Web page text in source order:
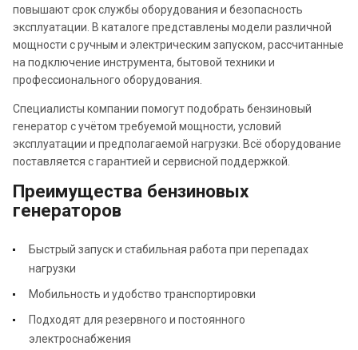
повышают срок службы оборудования и безопасность
эксплуатации. В каталоге представлены модели различной
мощности с ручным и электрическим запуском, рассчитанные
на подключение инструмента, бытовой техники и
профессионального оборудования.
Специалисты компании помогут подобрать бензиновый
генератор с учётом требуемой мощности, условий
эксплуатации и предполагаемой нагрузки. Всё оборудование
поставляется с гарантией и сервисной поддержкой.
Преимущества бензиновых
генераторов
Быстрый запуск и стабильная работа при перепадах
нагрузки
Мобильность и удобство транспортировки
Подходят для резервного и постоянного
электроснабжения